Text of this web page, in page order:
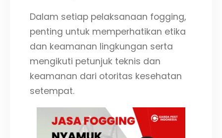
Dalam setiap pelaksanaan fogging,
penting untuk memperhatikan etika
dan keamanan lingkungan serta
mengikuti petunjuk teknis dan
keamanan dari otoritas kesehatan
setempat.